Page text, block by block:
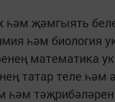
һәм җәмгыять
һәм биология
математика
татар теле һәм
һәм